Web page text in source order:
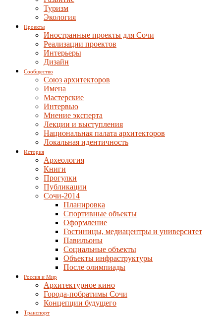
Туризм
Экология
Проекты
Иностранные проекты для Сочи
Реализации проектов
Интерьеры
Дизайн
Сообщество
Союз архитекторов
Имена
Мастерские
Интервью
Мнение эксперта
Лекции и выступления
Национальная палата архитекторов
Локальная идентичность
История
Археология
Книги
Прогулки
Публикации
Сочи-2014
Планировка
Спортивные объекты
Оформление
Гостиницы, медиацентры и университет
Павильоны
Социальные объекты
Объекты инфраструктуры
После олимпиады
Россия и Мир
Архитектурное кино
Города-побратимы Сочи
Концепции будущего
Транспорт